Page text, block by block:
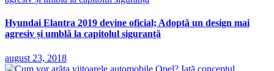
Hyundai Elantra 2019 devine oficial; Adoptă un design mai
agresiv și umblă la capitolul siguranță
august 23, 2018